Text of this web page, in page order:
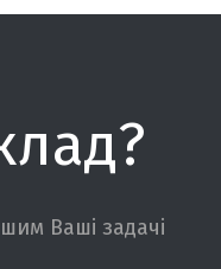
Ваші задачі